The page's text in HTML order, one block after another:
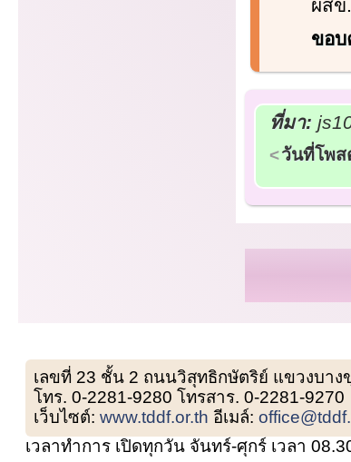
ผสข
ขอ
ที่มา:
วันที่โพส
เลขที่ 23 ชั้น 2 ถนนวิสุทธิกษัตริย์ แขวงบา
โทร. 0-2281-9280 โทรสาร. 0-2281-9270
เว็บไซต์:www.tddf.or.th อีเมล์:
เวลาทำการ เปิดทุกวัน จันทร์-ศุกร์ เวลา